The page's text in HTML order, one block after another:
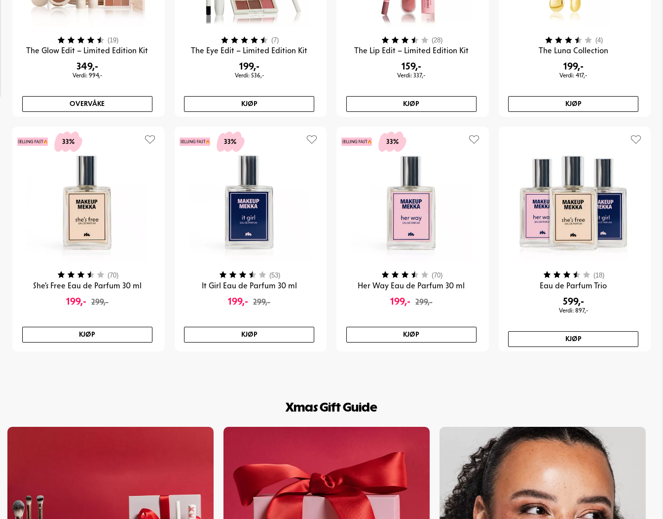
The Glow Edit – Limited Edition Kit
349,-
Verdi: 994,-
OVERVÅKE
Karakter: (19)4.6 av 5 mulige
The Eye Edit – Limited Edition Kit
199,-
Verdi: 536,-
KJØP
Karakter: (7)4.1 av 5 mulige
The Lip Edit – Limited Edition Kit
159,-
Verdi: 337,-
KJØP
Karakter: (28)3.8 av 5 mulige
The Luna Collection
199,-
Verdi: 417,-
KJØP
Karakter: (4)3.5 av 5 mulige
33%
She's Free Eau de Parfum 30 ml
199,- 299,-
KJØP
Karakter: (70)3.7 av 5 mulige
33%
It Girl Eau de Parfum 30 ml
199,- 299,-
KJØP
Karakter: (53)
33%
Her Way Eau de Parfum 30 ml
199,- 299,-
KJØP
Karakter: (70)3.7 av 5 mulige
Eau de Parfum Trio
599,-
Verdi: 897,-
KJØP
Karakter: (18)
Xmas Gift Guide